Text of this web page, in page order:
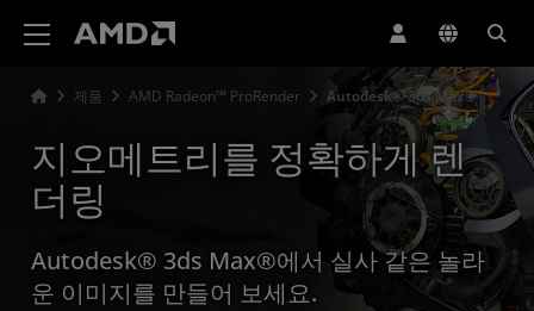
제품 AMD Radeon™ ProRender Autodesk® 3ds Max®
지오메트리를 정확하게 렌
더링
Autodesk® 3ds Max®에서 실사 같은 놀라
운 이미지를 만들어 보세요.